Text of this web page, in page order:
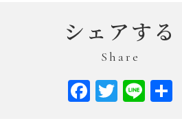
シェアする
Share
Facebook
Twitter
Line